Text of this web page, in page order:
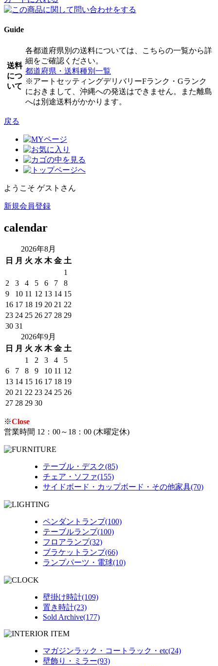
Guide
送料
につ
いて
各都道府県別の送料については、こちらの一覧から詳
細をご確認ください。
都道府県・送料種別一覧
※アートセッティングデリバリーFランク・Gランク
におきまして、沖縄への発送はできません。また離島
へは別途送料がかかります。
戻る
ようこそ ゲストさん
新規会員登録
calendar
2026年8月
日
月 火 水 木 金 土
1
2
3 4 5 6 7
8
9
10 11 12 13 14 15
16 17 18 19 20 21 22
23 24 25 26 27 28 29
30 31
2026年9月
日
月 火 水 木 金 土
1
2 3 4
5
6
7 8 9 10 11 12
13 14 15 16 17 18 19
20 21 22 23 24 25 26
27 28 29 30
※Close
営業時間 12：00～18：00 (木曜定休)
テーブル・デスク(85)
チェア・ソファ(155)
サイドボード・カップボード・その他家具(70)
ペンダントランプ(100)
テーブルランプ(100)
フロアランプ(32)
ブラケットランプ(66)
ランプパーツ・電球(10)
壁掛け時計(109)
置き時計(23)
Sold Archive(177)
マガジンラック・コートラック・etc(24)
壁飾り・ミラー(93)